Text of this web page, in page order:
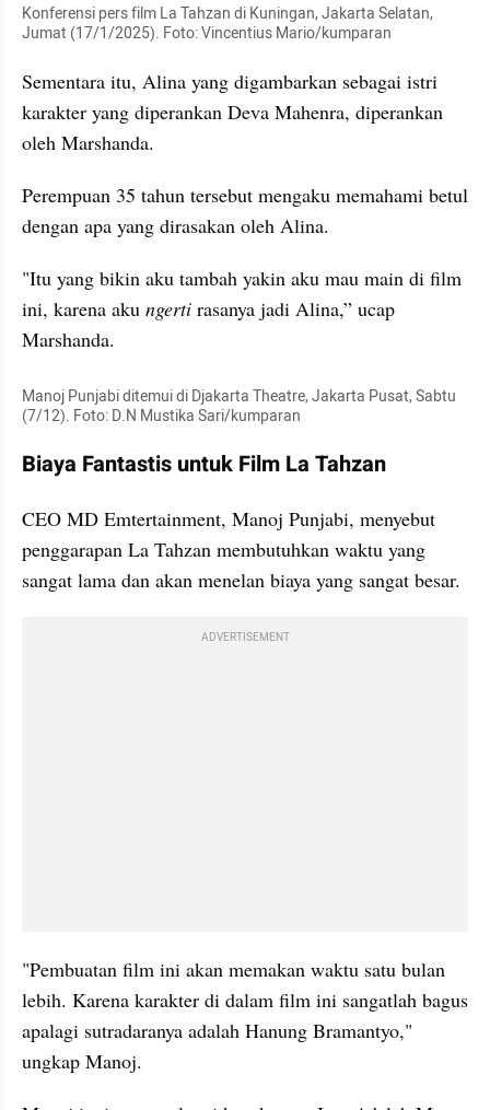
Konferensi pers film La Tahzan di Kuningan, Jakarta Selatan,
Jumat (17/1/2025). Foto: Vincentius Mario/kumparan
Sementara itu, Alina yang digambarkan sebagai istri
karakter yang diperankan Deva Mahenra, diperankan
oleh Marshanda.
Perempuan 35 tahun tersebut mengaku memahami betul
dengan apa yang dirasakan oleh Alina.
"Itu yang bikin aku tambah yakin aku mau main di film
ini, karena aku ngerti rasanya jadi Alina,” ucap
Marshanda.
Manoj Punjabi ditemui di Djakarta Theatre, Jakarta Pusat, Sabtu
(7/12). Foto: D.N Mustika Sari/kumparan
Biaya Fantastis untuk Film La Tahzan
CEO MD Emtertainment, Manoj Punjabi, menyebut
penggarapan La Tahzan membutuhkan waktu yang
sangat lama dan akan menelan biaya yang sangat besar.
ADVERTISEMENT
"Pembuatan film ini akan memakan waktu satu bulan
lebih. Karena karakter di dalam film ini sangatlah bagus
apalagi sutradaranya adalah Hanung Bramantyo,"
ungkap Manoj.